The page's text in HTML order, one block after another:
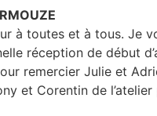
à toutes et à tous. Je
réception de début
remercier Julie et
et Corentin de